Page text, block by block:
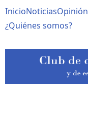
al
contenido
Navegación
principal
InicioNoticiasOpinión
¿Quiénes somos?